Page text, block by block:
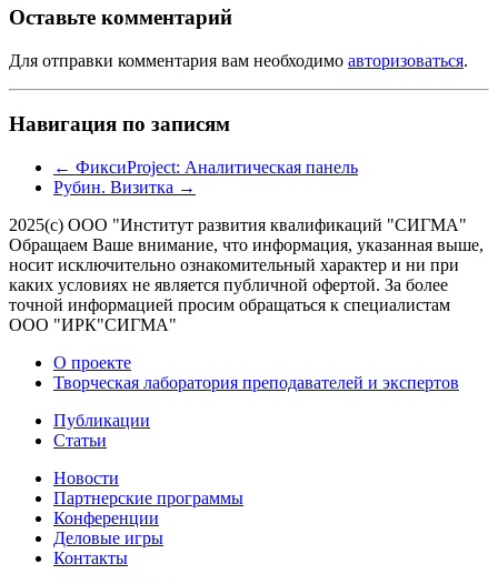
Оставьте комментарий
Для отправки комментария вам необходимо авторизоваться.
Навигация по записям
← ФиксиProject: Аналитическая панель
Рубин. Визитка →
2025(с) ООО "Институт развития квалификаций "СИГМА"
Обращаем Ваше внимание, что информация, указанная выше,
носит исключительно ознакомительный характер и ни при
каких условиях не является публичной офертой. За более
точной информацией просим обращаться к специалистам
ООО "ИРК"СИГМА"
О проекте
Творческая лаборатория преподавателей и экспертов
Публикации
Статьи
Новости
Партнерские программы
Конференции
Деловые игры
Контакты